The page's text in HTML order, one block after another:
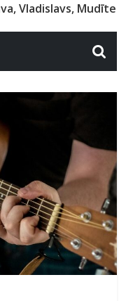
Vladislavs, Mudīte